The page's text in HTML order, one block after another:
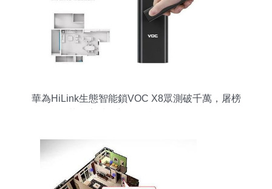
華為HiLink生態智能鎖VOC X8眾測破千萬，屠榜